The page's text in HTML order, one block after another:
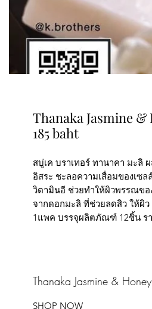
Thanaka Jasmine &
185 baht
สบู่เค บราเทอร์ ทานาคา มะลิ
อิสระ ชะลอความเสื่อมของเซ
วิตามินอี ช่วยทำให้ผิวพรรณข
จากดอกมะลิ ที่ช่วยลดสิว ให้ผิ
1แพค บรรจุผลิตภัณฑ์ 12ชิ้น ร
Thanaka Jasmine &
SHOP NOW